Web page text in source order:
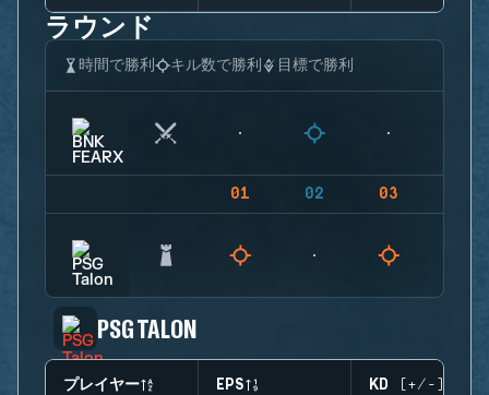
ラウンド
時間で勝利 キル数で勝利 目標で勝利
01 02 03
PSG TALON
プレイヤー EPS KD (+/-)